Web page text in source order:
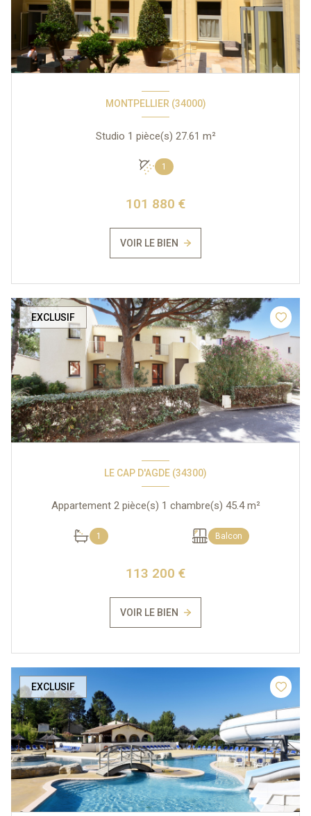
MONTPELLIER (34000)
Studio 1 pièce(s) 27.61 m²
1
101 880 €
VOIR LE BIEN
EXCLUSIF
LE CAP D'AGDE (34300)
Appartement 2 pièce(s) 1 chambre(s) 45.4 m²
1 Balcon
113 200 €
VOIR LE BIEN
EXCLUSIF